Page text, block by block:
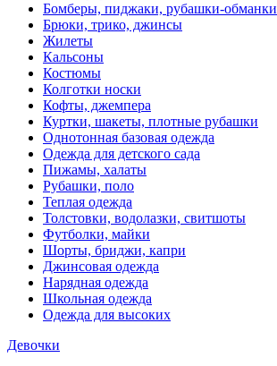
Бомберы, пиджаки, рубашки-обманки
Брюки, трико, джинсы
Жилеты
Кальсоны
Костюмы
Колготки носки
Кофты, джемпера
Куртки, шакеты, плотные рубашки
Однотонная базовая одежда
Одежда для детского сада
Пижамы, халаты
Рубашки, поло
Теплая одежда
Толстовки, водолазки, свитшоты
Футболки, майки
Шорты, бриджи, капри
Джинсовая одежда
Нарядная одежда
Школьная одежда
Одежда для высоких
Девочки